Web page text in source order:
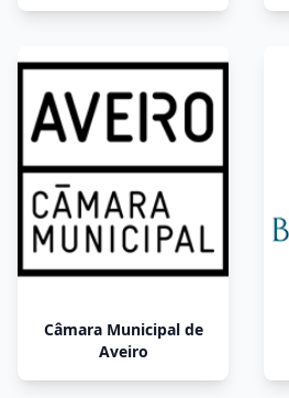
Câmara Municipal de
Aveiro